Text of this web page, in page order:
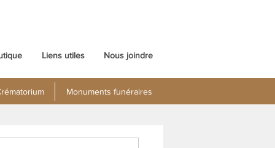
Liens utiles Nous joindre
Monuments funéraires